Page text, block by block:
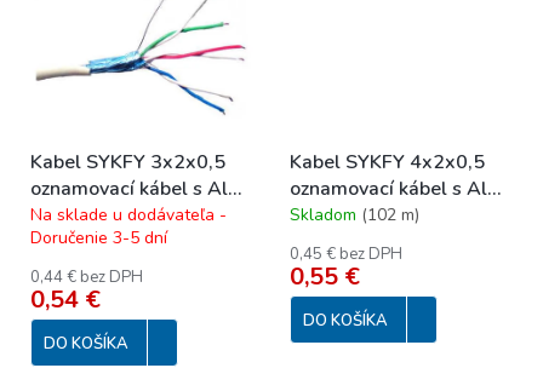
Kabel SYKFY 3x2x0,5
oznamovací kábel s Al
tienením 100V
Na sklade u dodávateľa -
Doručenie 3-5 dní
0,44 € bez DPH
0,54 €
DO KOŠÍKA
Kabel SYKFY 4x2x0,5
oznamovací kábel s Al
tienením 100V
Skladom (102 m)
0,45 € bez DPH
0,55 €
DO KOŠÍKA